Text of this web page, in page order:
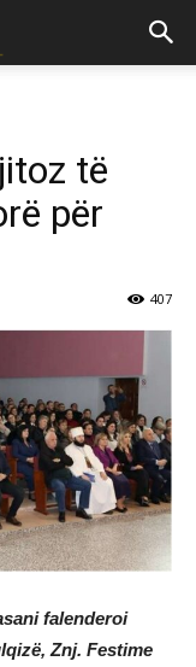
të
për
407
falenderoi
Znj. Festime